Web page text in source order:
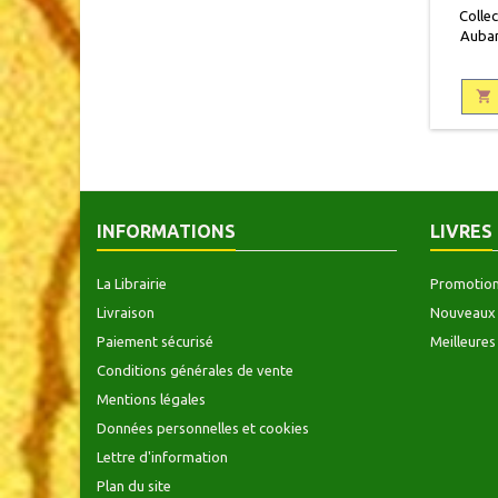

INFORMATIONS
La Librairie
Livraison
Paiement sécurisé
Conditions générales de vente
Mentions légales
Données personnelles et cookies
Lettre d'information
Plan du site
LIVRES
Nouveaux